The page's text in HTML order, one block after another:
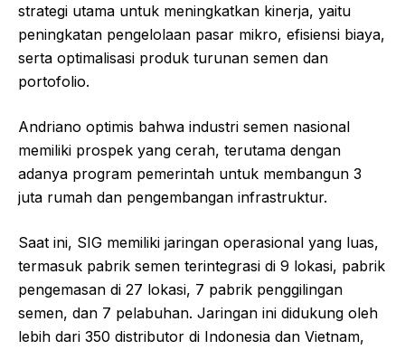
strategi utama untuk meningkatkan kinerja, yaitu
peningkatan pengelolaan pasar mikro, efisiensi biaya,
serta optimalisasi produk turunan semen dan
portofolio.
Andriano optimis bahwa industri semen nasional
memiliki prospek yang cerah, terutama dengan
adanya program pemerintah untuk membangun 3
juta rumah dan pengembangan infrastruktur.
Saat ini, SIG memiliki jaringan operasional yang luas,
termasuk pabrik semen terintegrasi di 9 lokasi, pabrik
pengemasan di 27 lokasi, 7 pabrik penggilingan
semen, dan 7 pelabuhan. Jaringan ini didukung oleh
lebih dari 350 distributor di Indonesia dan Vietnam,